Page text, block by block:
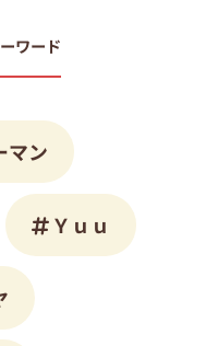
ワード
マン
Ｙｕｕ